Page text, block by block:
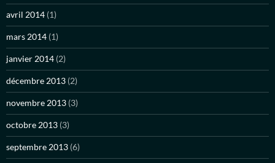
avril 2014 (1)
mars 2014 (1)
janvier 2014 (2)
décembre 2013 (2)
novembre 2013 (3)
octobre 2013 (3)
septembre 2013 (6)